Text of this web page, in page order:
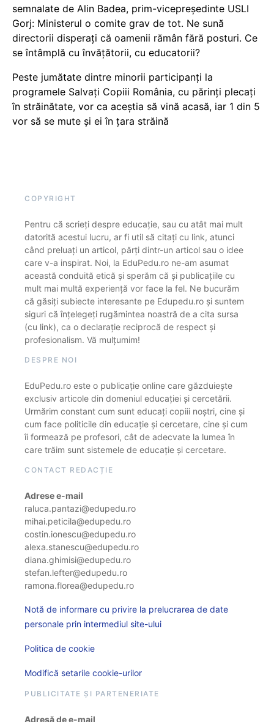
semnalate de Alin Badea, prim-vicepreședinte USLI
Gorj: Ministerul o comite grav de tot. Ne sună
directorii disperați că oamenii rămân fără posturi. Ce
se întâmplă cu învățătorii, cu educatorii?
Peste jumătate dintre minorii participanți la
programele Salvați Copiii România, cu părinți plecați
în străinătate, vor ca aceștia să vină acasă, iar 1 din 5
vor să se mute și ei în țara străină
COPYRIGHT
Pentru că scrieți despre educație, sau cu atât mai mult
datorită acestui lucru, ar fi util să citați cu link, atunci
când preluați un articol, părți dintr-un articol sau o idee
care v-a inspirat. Noi, la EduPedu.ro ne-am asumat
această conduită etică și sperăm că și publicațiile cu
mult mai multă experiență vor face la fel. Ne bucurăm
că găsiți subiecte interesante pe Edupedu.ro și suntem
siguri că înțelegeți rugămintea noastră de a cita sursa
(cu link), ca o declarație reciprocă de respect și
profesionalism. Vă mulțumim!
DESPRE NOI
EduPedu.ro este o publicație online care găzduiește
exclusiv articole din domeniul educației și cercetării.
Urmărim constant cum sunt educați copiii noștri, cine și
cum face politicile din educație și cercetare, cine și cum
îi formează pe profesori, cât de adecvate la lumea în
care trăim sunt sistemele de educație și cercetare.
CONTACT REDACȚIE
Adrese e-mail
raluca.pantazi@edupedu.ro
mihai.peticila@edupedu.ro
costin.ionescu@edupedu.ro
alexa.stanescu@edupedu.ro
diana.ghimisi@edupedu.ro
stefan.lefter@edupedu.ro
ramona.florea@edupedu.ro
Notă de informare cu privire la prelucrarea de date
personale prin intermediul site-ului
Politica de cookie
Modifică setarile cookie-urilor
PUBLICITATE ȘI PARTENERIATE
Adresă de e-mail